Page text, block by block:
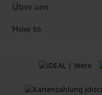
Über uns
How to